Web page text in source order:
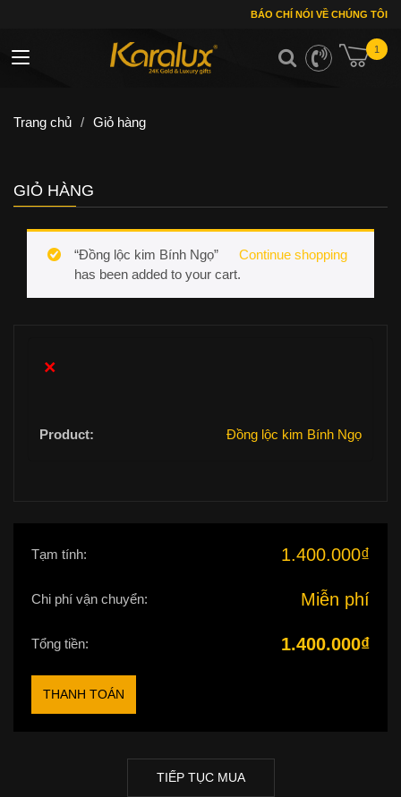
BÁO CHÍ NÓI VỀ CHÚNG TÔI
1
Toggle navigation
Trang chủ / Giỏ hàng
GIỎ HÀNG
Continue shopping
“Đồng lộc kim Bính Ngọ”
has been added to your cart.
×
Đồng lộc kim Bính Ngọ
Tạm tính: 1.400.000₫
Chi phí vận chuyển: Miễn phí
Tổng tiền: 1.400.000₫
THANH TOÁN
TIẾP TỤC MUA